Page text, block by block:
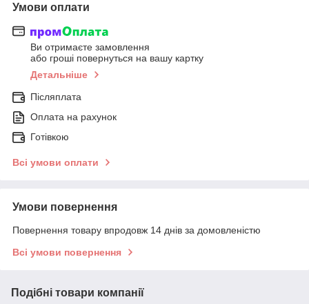
Умови оплати
Ви отримаєте замовлення
або гроші повернуться на вашу картку
Детальніше
Післяплата
Оплата на рахунок
Готівкою
Всі умови оплати
Умови повернення
Повернення товару впродовж 14 днів за домовленістю
Всі умови повернення
Подібні товари компанії